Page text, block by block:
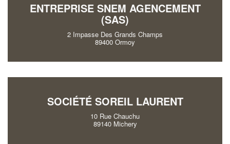
ENTREPRISE SNEM AGENCEMENT
(SAS)
2 Impasse Des Grands Champs
89400 Ormoy
SOCIÉTÉ SOREIL LAURENT
10 Rue Chauchu
89140 Michery